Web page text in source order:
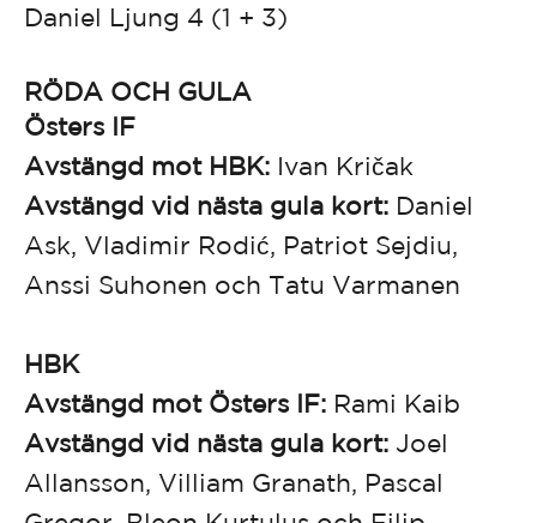
Daniel Ljung 4 (1 + 3)
RÖDA OCH GULA
Östers IF
Avstängd mot HBK: Ivan Kričak
Avstängd vid nästa gula kort: Daniel
Ask, Vladimir Rodić, Patriot Sejdiu,
Anssi Suhonen och Tatu Varmanen
HBK
Avstängd mot Östers IF: Rami Kaib
Avstängd vid nästa gula kort: Joel
Allansson, Villiam Granath, Pascal